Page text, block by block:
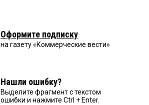
Оформите подписку
на газету «Коммерческие вести»
Нашли ошибку?
Выделите фрагмент с текстом
ошибки и нажмите Ctrl + Enter.